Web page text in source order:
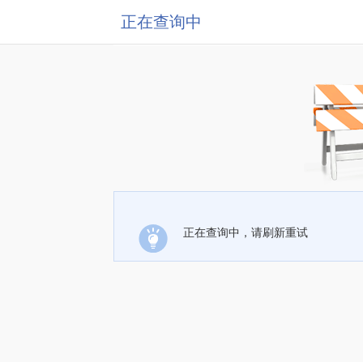
正在查询中
正在查询中，请刷新重试